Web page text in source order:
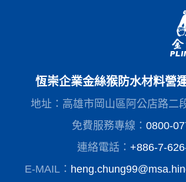
恆崇企業金絲猴防水材料營
地址：高雄市岡山區阿公店路二
免費服務專線： 0800-
連絡電話： +886-7-
E-MAIL：